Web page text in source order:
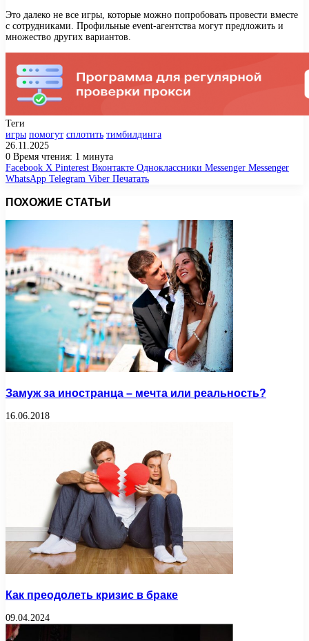
Это далеко не все игры, которые можно попробовать провести вместе
с сотрудниками. Профильные event-агентства могут предложить и
множество других вариантов.
Теги
игры помогут сплотить тимбилдинга
26.11.2025
0 Время чтения: 1 минута
Facebook X Pinterest Вконтакте Одноклассники Messenger Messenger
WhatsApp Telegram Viber Печатать
ПОХОЖИЕ СТАТЬИ
Замуж за иностранца – мечта или реальность?
16.06.2018
Как преодолеть кризис в браке
09.04.2024